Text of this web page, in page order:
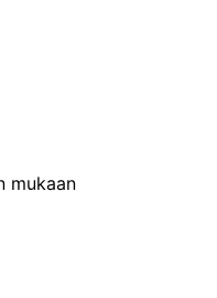
mukaan